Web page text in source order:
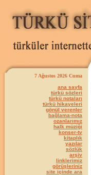
7 Ağustos 2026 Cuma
ana sayfa
türkü sözleri
türkü notaları
türkü hikayeleri
gönül verenler
bağlama-nota
ozanlarımız
halk müziği
konser-tv
kitaplık
yazılar
sözlük
arşiv
linklerimiz
görüşleriniz
site içinde ara